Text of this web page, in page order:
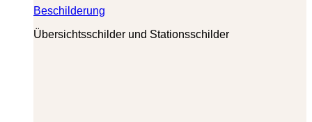
Beschilderung
Übersichtsschilder und Stationsschilder